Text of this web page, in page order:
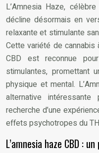
L’Amnesia Haze,
décline désormais en
relaxante et stimulante
Cette variété de
CBD est reconnue
stimulantes, promettant
physique et mental.
alternative
recherche d’une
effets psychotropes du
L’amnesia haze CBD :